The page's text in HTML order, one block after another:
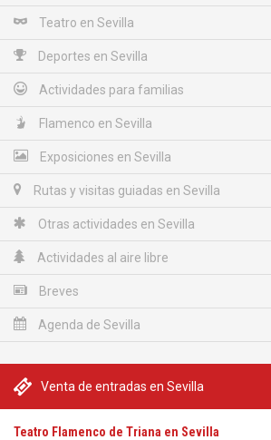
Teatro en Sevilla
Deportes en Sevilla
Actividades para familias
Flamenco en Sevilla
Exposiciones en Sevilla
Rutas y visitas guiadas en Sevilla
Otras actividades en Sevilla
Actividades al aire libre
Breves
Agenda de Sevilla
Venta de entradas en Sevilla
Teatro Flamenco de Triana en Sevilla